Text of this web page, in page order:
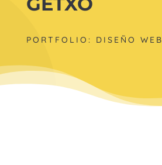
PORTFOLIO: DISEÑO WEB